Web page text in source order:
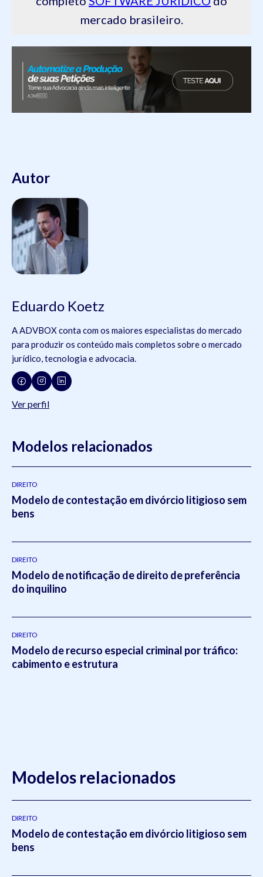
mercado brasileiro.
Autor
Eduardo Koetz
A ADVBOX conta com os maiores especialistas do mercado
para produzir os conteúdo mais completos sobre o mercado
jurídico, tecnologia e advocacia.
Ver perfil
Modelos relacionados
DIREITO
Modelo de contestação em divórcio litigioso sem
bens
DIREITO
Modelo de notificação de direito de preferência
do inquilino
DIREITO
Modelo de recurso especial criminal por tráfico:
cabimento e estrutura
Modelos relacionados
DIREITO
Modelo de contestação em divórcio litigioso sem
bens